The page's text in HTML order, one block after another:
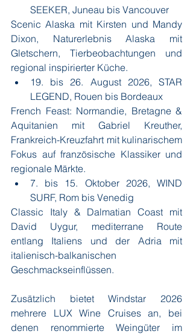
SEEKER, Juneau bis Vancouver
Scenic Alaska mit Kirsten und Mandy
Dixon, Naturerlebnis Alaska mit
Gletschern, Tierbeobachtungen und
regional inspirierter Küche.
19. bis 26. August 2026, STAR
LEGEND, Rouen bis Bordeaux
French Feast: Normandie, Bretagne &
Aquitanien mit Gabriel Kreuther,
Frankreich-Kreuzfahrt mit kulinarischem
Fokus auf französische Klassiker und
regionale Märkte.
7. bis 15. Oktober 2026, WIND
SURF, Rom bis Venedig
Classic Italy & Dalmatian Coast mit
David Uygur, mediterrane Route
entlang Italiens und der Adria mit
italienisch-balkanischen
Geschmackseinflüssen.
Zusätzlich bietet Windstar 2026
mehrere LUX Wine Cruises an, bei
denen renommierte Weingüter im